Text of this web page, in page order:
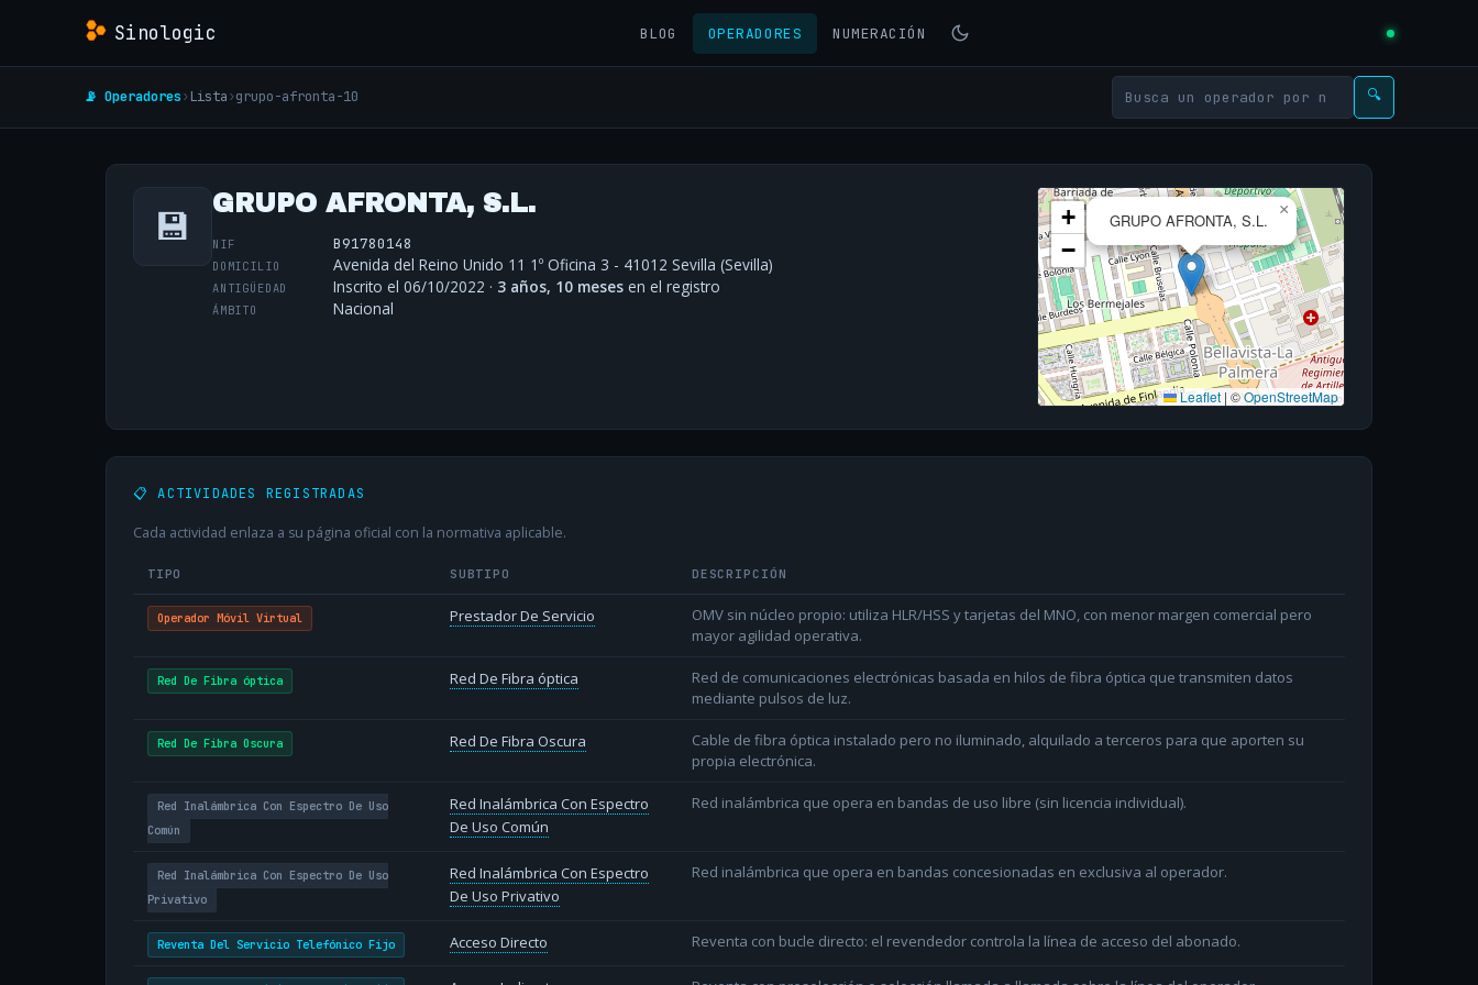
Sinologic BLOG OPERADORES NUMERACIÓN
📡 Operadores› Lista›grupo-afronta-10 🔍
💾 GRUPO AFRONTA, S.L.
NIF B91780148
DOMICILIO Avenida del Reino Unido 11 1º Oficina 3 - 41012 Sevilla (Sevilla)
ANTIGÜEDAD Inscrito el 06/10/2022 · 3 años, 10 meses en el registro
ÁMBITO Nacional
GRUPO AFRONTA, S.L.
×
+
−
Leaflet | ©OpenStreetMap
📋 ACTIVIDADES REGISTRADAS
Cada actividad enlaza a su página oficial con la normativa aplicable.
TIPO SUBTIPO DESCRIPCIÓN
Operador Móvil Virtual Prestador De Servicio
OMV sin núcleo propio: utiliza HLR/HSS y tarjetas del MNO, con menor margen comercial pero
mayor agilidad operativa.
Red De Fibra óptica Red De Fibra óptica
Red de comunicaciones electrónicas basada en hilos de fibra óptica que transmiten datos
mediante pulsos de luz.
Red De Fibra Oscura Red De Fibra Oscura
Cable de fibra óptica instalado pero no iluminado, alquilado a terceros para que aporten su
propia electrónica.
Red Inalámbrica Con Espectro De Uso
Común
Red Inalámbrica Con Espectro
De Uso Común
Red inalámbrica que opera en bandas de uso libre (sin licencia individual).
Red Inalámbrica Con Espectro De Uso
Privativo
Red Inalámbrica Con Espectro
De Uso Privativo
Red inalámbrica que opera en bandas concesionadas en exclusiva al operador.
Reventa Del Servicio Telefónico Fijo Acceso Directo Reventa con bucle directo: el revendedor controla la línea de acceso del abonado.